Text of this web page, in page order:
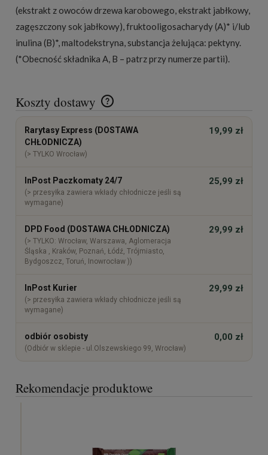
(ekstrakt z owoców drzewa karobowego, ekstrakt jabłkowy,
zagęszczony sok jabłkowy), fruktooligosacharydy (A)* i/lub
inulina (B)*, maltodekstryna, substancja żelująca: pektyny.
(*Obecność składnika A, B – patrz przy numerze partii).
Koszty dostawy
Cena nie zawiera ewentualnych kosztów płatności
Rarytasy Express (DOSTAWA
CHŁODNICZA)
(> TYLKO Wrocław)
19,99 zł
InPost Paczkomaty 24/7
(> przesyłka zawiera wkłady chłodnicze jeśli są
wymagane)
25,99 zł
DPD Food (DOSTAWA CHŁODNICZA)
(> TYLKO: Wrocław, Warszawa, Aglomeracja
Śląska , Kraków, Poznań, Łódź, Trójmiasto,
Bydgoszcz, Toruń, Inowrocław ))
29,99 zł
InPost Kurier
(> przesyłka zawiera wkłady chłodnicze jeśli są
wymagane)
29,99 zł
odbiór osobisty
(Odbiór w sklepie - ul.Olszewskiego 99, Wrocław)
0,00 zł
Rekomendacje produktowe